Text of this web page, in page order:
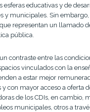
esferas educativas y de
y municipales. Sin embargo,
representan un llamado
pública.
contraste entre las
vinculados con la
a estar mejor
con mayor acceso a oferta
de los CDIs, en cambio,
municipales, otros a